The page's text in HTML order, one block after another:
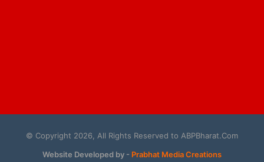
© Copyright 2026, All Rights Reserved to ABPBharat.Com
Website Developed by - Prabhat Media Creations